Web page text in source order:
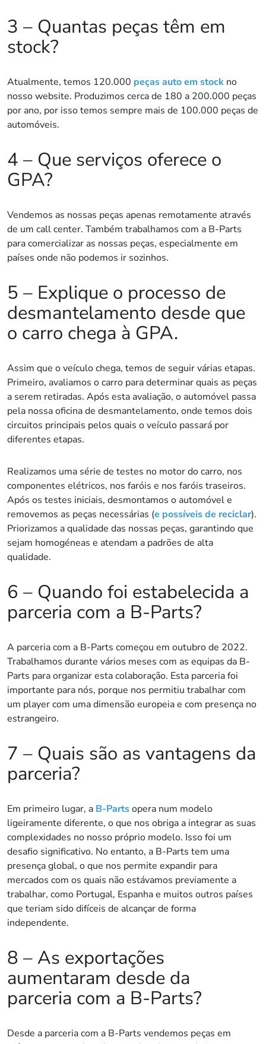
3 – Quantas peças têm em
stock?
Atualmente, temos 120.000 peças auto em stock no
nosso website. Produzimos cerca de 180 a 200.000 peças
por ano, por isso temos sempre mais de 100.000 peças de
automóveis.
4 – Que serviços oferece o
GPA?
Vendemos as nossas peças apenas remotamente através
de um call center. Também trabalhamos com a B-Parts
para comercializar as nossas peças, especialmente em
países onde não podemos ir sozinhos.
5 – Explique o processo de
desmantelamento desde que
o carro chega à GPA.
Assim que o veículo chega, temos de seguir várias etapas.
Primeiro, avaliamos o carro para determinar quais as peças
a serem retiradas. Após esta avaliação, o automóvel passa
pela nossa oficina de desmantelamento, onde temos dois
circuitos principais pelos quais o veículo passará por
diferentes etapas.
Realizamos uma série de testes no motor do carro, nos
componentes elétricos, nos faróis e nos faróis traseiros.
Após os testes iniciais, desmontamos o automóvel e
removemos as peças necessárias (e possíveis de reciclar).
Priorizamos a qualidade das nossas peças, garantindo que
sejam homogéneas e atendam a padrões de alta
qualidade.
6 – Quando foi estabelecida a
parceria com a B-Parts?
A parceria com a B-Parts começou em outubro de 2022.
Trabalhamos durante vários meses com as equipas da B-
Parts para organizar esta colaboração. Esta parceria foi
importante para nós, porque nos permitiu trabalhar com
um player com uma dimensão europeia e com presença no
estrangeiro.
7 – Quais são as vantagens da
parceria?
Em primeiro lugar, a B-Partsopera num modelo
ligeiramente diferente, o que nos obriga a integrar as suas
complexidades no nosso próprio modelo. Isso foi um
desafio significativo. No entanto, a B-Parts tem uma
presença global, o que nos permite expandir para
mercados com os quais não estávamos previamente a
trabalhar, como Portugal, Espanha e muitos outros países
que teriam sido difíceis de alcançar de forma
independente.
8 – As exportações
aumentaram desde da
parceria com a B-Parts?
Desde a parceria com a B-Parts vendemos peças em